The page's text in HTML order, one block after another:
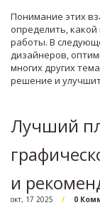
Понимание этих
определить,
работы. В
дизайнеров,
многих других
решение и
Лучший
и
окт, 17 2025 0